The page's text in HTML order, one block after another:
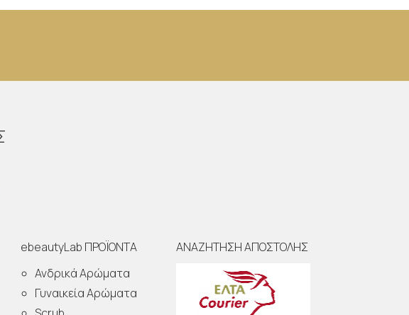
ebeautyLab ΠΡΟΪΟΝΤΑ
Ανδρικά Αρώματα
Γυναικεία Αρώματα
ΑΝΑΖΗΤΗΣΗ ΑΠΟΣΤΟΛΗΣ